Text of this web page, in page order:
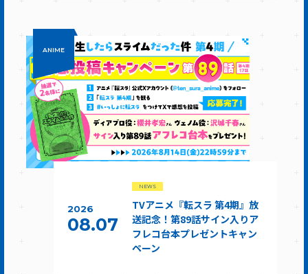
ANIME
2026
08.07
NEWS
TVアニメ『転スラ 第4期』放
送記念！第89話サイン入りア
フレコ台本プレゼントキャン
ペーン